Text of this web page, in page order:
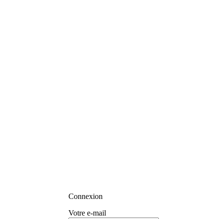
Connexion
Votre e-mail